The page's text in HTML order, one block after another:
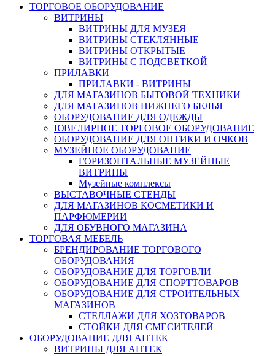
ТОРГОВОЕ ОБОРУДОВАНИЕ
ВИТРИНЫ
ВИТРИНЫ ДЛЯ МУЗЕЯ
ВИТРИНЫ СТЕКЛЯННЫЕ
ВИТРИНЫ ОТКРЫТЫЕ
ВИТРИНЫ С ПОДСВЕТКОЙ
ПРИЛАВКИ
ПРИЛАВКИ - ВИТРИНЫ
ДЛЯ МАГАЗИНОВ БЫТОВОЙ ТЕХНИКИ
ДЛЯ МАГАЗИНОВ НИЖНЕГО БЕЛЬЯ
ОБОРУДОВАНИЕ ДЛЯ ОДЕЖДЫ
ЮВЕЛИРНОЕ ТОРГОВОЕ ОБОРУДОВАНИЕ
ОБОРУДОВАНИЕ ДЛЯ ОПТИКИ И ОЧКОВ
МУЗЕЙНОЕ ОБОРУДОВАНИЕ
ГОРИЗОНТАЛЬНЫЕ МУЗЕЙНЫЕ
ВИТРИНЫ
Музейные комплексы
ВЫСТАВОЧНЫЕ СТЕНДЫ
ДЛЯ МАГАЗИНОВ КОСМЕТИКИ И
ПАРФЮМЕРИИ
ДЛЯ ОБУВНОГО МАГАЗИНА
ТОРГОВАЯ МЕБЕЛЬ
БРЕНДИРОВАНИЕ ТОРГОВОГО
ОБОРУДОВАНИЯ
ОБОРУДОВАНИЕ ДЛЯ ТОРГОВЛИ
ОБОРУДОВАНИЕ ДЛЯ СПОРТТОВАРОВ
ОБОРУДОВАНИЕ ДЛЯ СТРОИТЕЛЬНЫХ
МАГАЗИНОВ
СТЕЛЛАЖИ ДЛЯ ХОЗТОВАРОВ
СТОЙКИ ДЛЯ СМЕСИТЕЛЕЙ
ОБОРУДОВАНИЕ ДЛЯ АПТЕК
ВИТРИНЫ ДЛЯ АПТЕК